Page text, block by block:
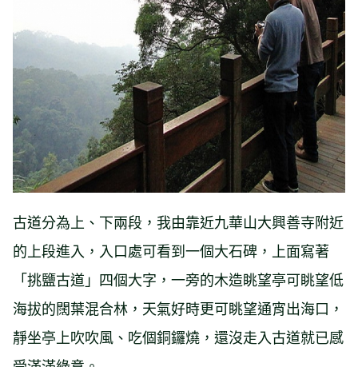
古道分為上、下兩段，我由靠近九華山大興善寺附近
的上段進入，入口處可看到一個大石碑，上面寫著
「挑鹽古道」四個大字，一旁的木造眺望亭可眺望低
海拔的闊葉混合林，天氣好時更可眺望通宵出海口，
靜坐亭上吹吹風、吃個銅鑼燒，還沒走入古道就已感